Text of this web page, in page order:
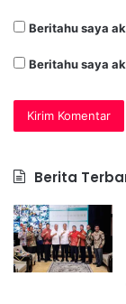
Beritahu saya
Beritahu saya
Berita